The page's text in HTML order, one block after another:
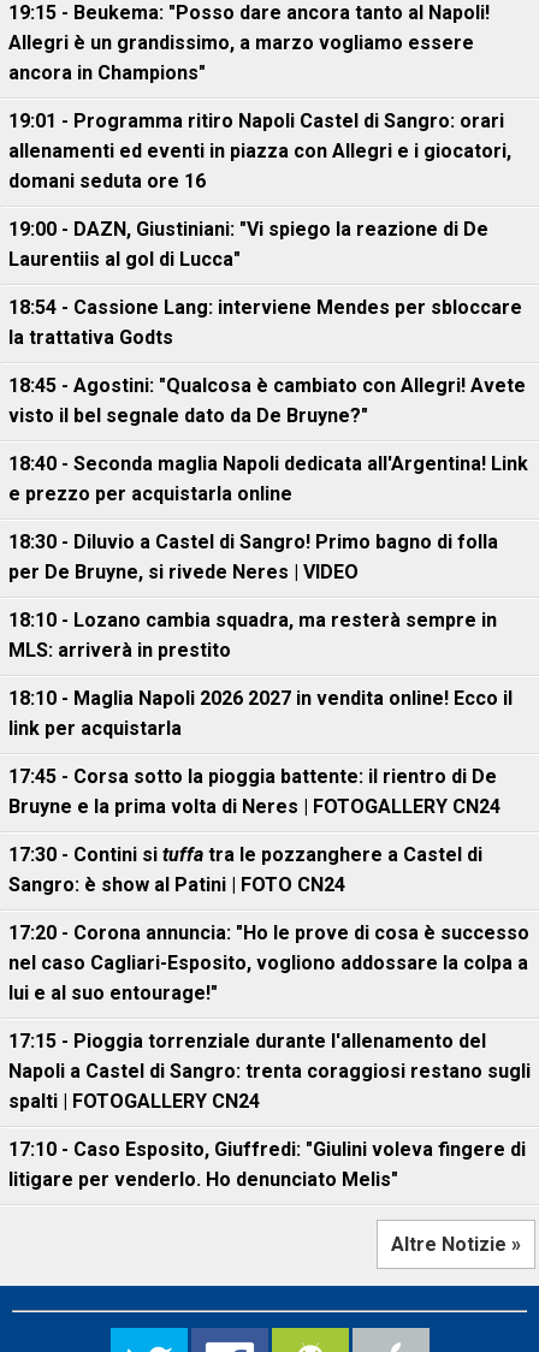
19:15 - Beukema: "Posso dare ancora tanto al Napoli!
Allegri è un grandissimo, a marzo vogliamo essere
ancora in Champions"
19:01 - Programma ritiro Napoli Castel di Sangro: orari
allenamenti ed eventi in piazza con Allegri e i giocatori,
domani seduta ore 16
19:00 - DAZN, Giustiniani: "Vi spiego la reazione di De
Laurentiis al gol di Lucca"
18:54 - Cassione Lang: interviene Mendes per sbloccare
la trattativa Godts
18:45 - Agostini: "Qualcosa è cambiato con Allegri! Avete
visto il bel segnale dato da De Bruyne?"
18:40 - Seconda maglia Napoli dedicata all'Argentina! Link
e prezzo per acquistarla online
18:30 - Diluvio a Castel di Sangro! Primo bagno di folla
per De Bruyne, si rivede Neres | VIDEO
18:10 - Lozano cambia squadra, ma resterà sempre in
MLS: arriverà in prestito
18:10 - Maglia Napoli 2026 2027 in vendita online! Ecco il
link per acquistarla
17:45 - Corsa sotto la pioggia battente: il rientro di De
Bruyne e la prima volta di Neres | FOTOGALLERY CN24
17:30 - Contini si tuffa tra le pozzanghere a Castel di
Sangro: è show al Patini | FOTO CN24
17:20 - Corona annuncia: "Ho le prove di cosa è successo
nel caso Cagliari-Esposito, vogliono addossare la colpa a
lui e al suo entourage!"
17:15 - Pioggia torrenziale durante l'allenamento del
Napoli a Castel di Sangro: trenta coraggiosi restano sugli
spalti | FOTOGALLERY CN24
17:10 - Caso Esposito, Giuffredi: "Giulini voleva fingere di
litigare per venderlo. Ho denunciato Melis"
Altre Notizie »